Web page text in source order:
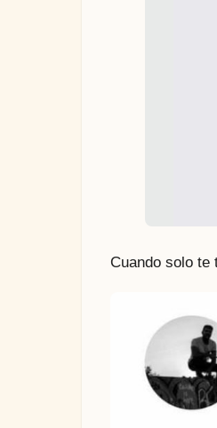
Cuando solo te